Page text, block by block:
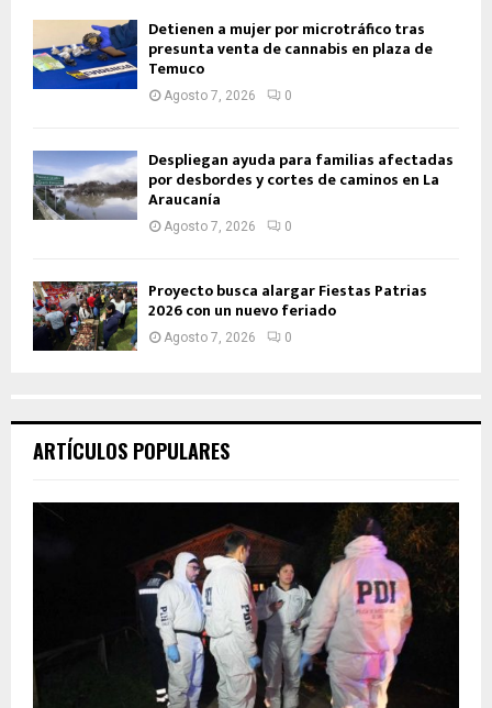
Detienen a mujer por microtráfico tras
presunta venta de cannabis en plaza de
Temuco
Agosto 7, 2026 0
Despliegan ayuda para familias afectadas
por desbordes y cortes de caminos en La
Araucanía
Agosto 7, 2026 0
Proyecto busca alargar Fiestas Patrias
2026 con un nuevo feriado
Agosto 7, 2026 0
ARTÍCULOS POPULARES